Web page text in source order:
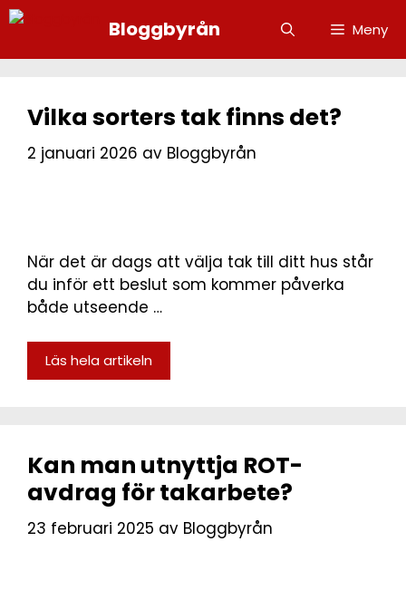
Bloggbyrån Meny
Vilka sorters tak finns det?
2 januari 2026 av Bloggbyrån
När det är dags att välja tak till ditt hus står
du inför ett beslut som kommer påverka
både utseende …
Läs hela artikeln
Kan man utnyttja ROT-
avdrag för takarbete?
23 februari 2025 av Bloggbyrån